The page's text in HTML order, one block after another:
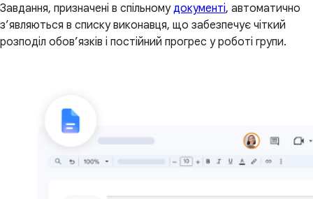
Завдання, призначені в спільномудокументі, автоматично
з’являються в списку виконавця, що забезпечує чіткий
розподіл обов’язків і постійний прогрес у роботі групи.